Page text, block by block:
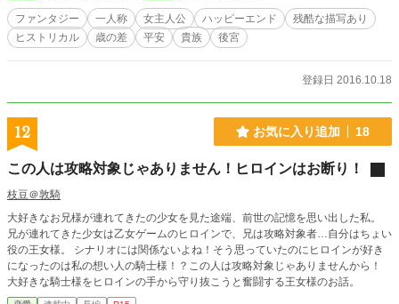
ファンタジー 一人称 女主人公 ハッピーエンド
残酷な描写あり
ヒストリカル
歳の差 平安 貴族 後宮
登録日 2016.10.18
12 お気に入り追加 18
この人は攻略対象じゃありません！ヒロインはお断り！
枝豆＠敦騎
大好きなお兄様が連れてきたの少女を見た途端、前世の記憶を思い出した私。
兄が連れてきた少女は乙女ゲームのヒロインで、兄は攻略対象者…自分はちょい
役の王女様。 シナリオには関係ないよね！そう思っていたのにヒロインが好き
になったのは私の想い人の騎士様！？この人は攻略対象じゃありませんから！
大好きな騎士様をヒロインの手から守り抜こうと奮闘する王女様のお話。